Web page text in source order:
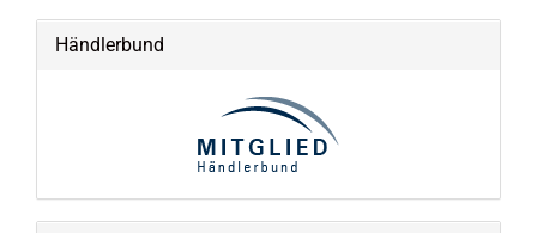
Händlerbund